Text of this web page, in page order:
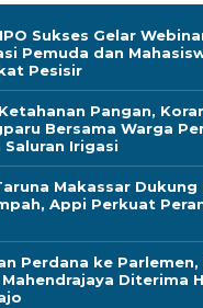
Sukses Gelar
Pemuda dan
Pesisir
Pangan,
Bersama Warga
Saluran Irigasi
Makassar Dukung
Appi Perkuat
Perdana ke Parlemen,
Diterima